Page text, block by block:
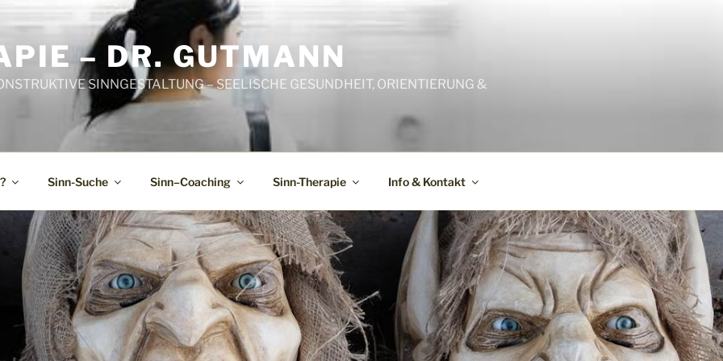
– DR. GUTMANN
SINNGESTALTUNG – SEELISCHE GESUNDHEIT, ORIENTIERUNG &
Sinn-Suche Sinn–Coaching Sinn-Therapie Info & Kontakt